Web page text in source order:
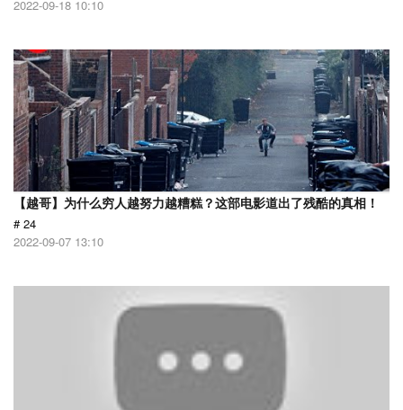
2022-09-18 10:10
【越哥】为什么穷人越努力越糟糕？这部电影道出了残酷的真相！
# 24
2022-09-07 13:10